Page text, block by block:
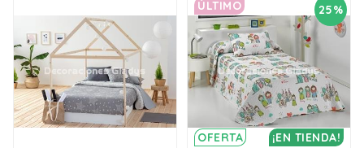
25%
OFERTA ¡EN TIENDA!
ÚLTIMO